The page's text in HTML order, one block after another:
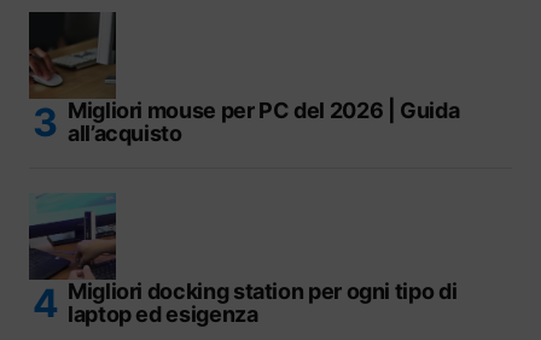
Migliori mouse per PC del 2026 | Guida
all’acquisto
Migliori docking station per ogni tipo di
laptop ed esigenza